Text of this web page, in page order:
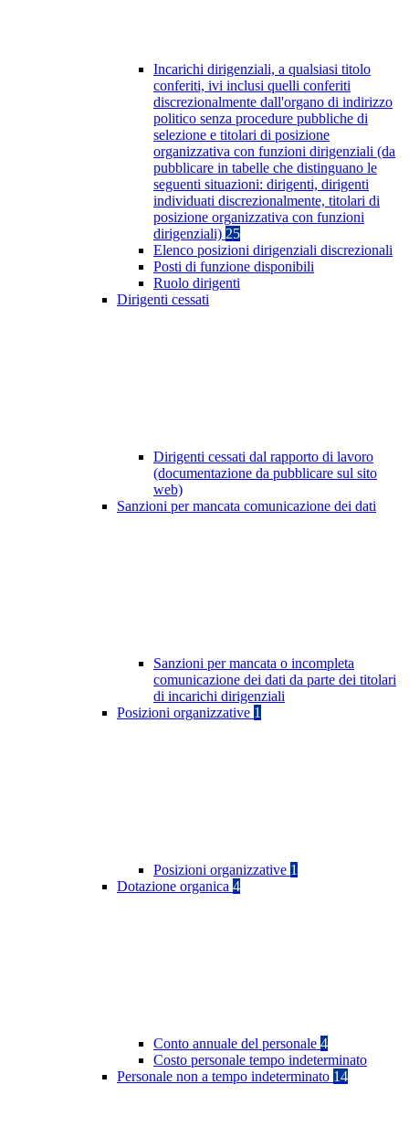
Incarichi dirigenziali, a qualsiasi titolo
conferiti, ivi inclusi quelli conferiti
discrezionalmente dall'organo di indirizzo
politico senza procedure pubbliche di
selezione e titolari di posizione
organizzativa con funzioni dirigenziali (da
pubblicare in tabelle che distinguano le
seguenti situazioni: dirigenti, dirigenti
individuati discrezionalmente, titolari di
posizione organizzativa con funzioni
dirigenziali) 25
Elenco posizioni dirigenziali discrezionali
Posti di funzione disponibili
Ruolo dirigenti
Dirigenti cessati
Dirigenti cessati dal rapporto di lavoro
(documentazione da pubblicare sul sito
web)
Sanzioni per mancata comunicazione dei dati
Sanzioni per mancata o incompleta
comunicazione dei dati da parte dei titolari
di incarichi dirigenziali
Posizioni organizzative 1
Posizioni organizzative 1
Dotazione organica 4
Conto annuale del personale 4
Costo personale tempo indeterminato
Personale non a tempo indeterminato 14